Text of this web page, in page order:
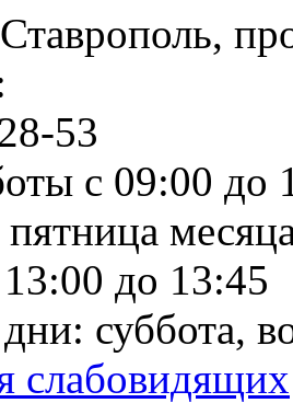
53
с 09:00 до
пятница
до 13:45
суббота,
слабовидящих